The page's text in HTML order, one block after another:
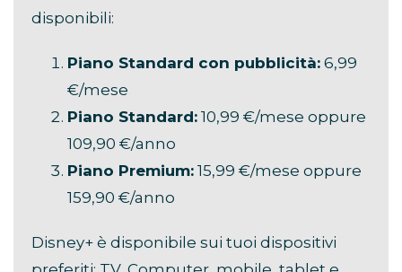
disponibili:
Piano Standard con pubblicità: 6,99
€/mese
Piano Standard: 10,99 €/mese oppure
109,90 €/anno
Piano Premium: 15,99 €/mese oppure
159,90 €/anno
Disney+ è disponibile sui tuoi dispositivi